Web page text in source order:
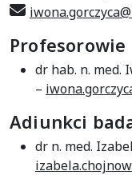
Profesorowie
dr hab. n. med.
–
Adiunkci
dr n. med.